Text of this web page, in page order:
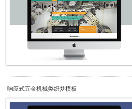
响应式五金机械类织梦模板